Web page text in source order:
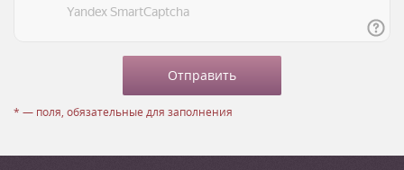
* — поля, обязательные для заполнения